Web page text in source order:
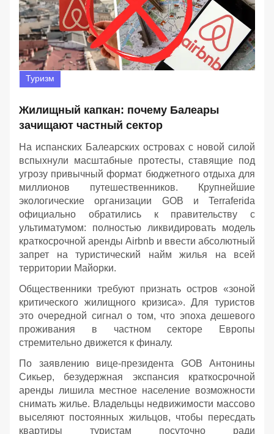
Туризм
Жилищный капкан: почему Балеары
зачищают частный сектор
На испанских Балеарских островах с новой силой
вспыхнули масштабные протесты, ставящие под
угрозу привычный формат бюджетного отдыха для
миллионов путешественников. Крупнейшие
экологические организации GOB и Terraferida
официально обратились к правительству с
ультиматумом: полностью ликвидировать модель
краткосрочной аренды Airbnb и ввести абсолютный
запрет на туристический найм жилья на всей
территории Майорки.
Общественники требуют признать остров «зоной
критического жилищного кризиса». Для туристов
это очередной сигнал о том, что эпоха дешевого
проживания в частном секторе Европы
стремительно движется к финалу.
По заявлению вице-президента GOB Антонины
Сикьер, безудержная экспансия краткосрочной
аренды лишила местное население возможности
снимать жилье. Владельцы недвижимости массово
выселяют постоянных жильцов, чтобы пересдать
квартиры туристам посуточно ради